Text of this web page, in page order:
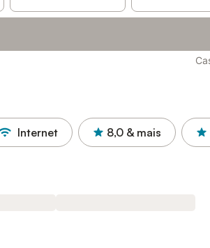
Internet 8,0 & mais